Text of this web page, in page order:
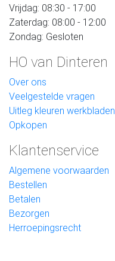
Vrijdag: 08:30 - 17:00
Zaterdag: 08:00 - 12:00
Zondag: Gesloten
HO van Dinteren
Over ons
Veelgestelde vragen
Uitleg kleuren werkbladen
Opkopen
Klantenservice
Algemene voorwaarden
Bestellen
Betalen
Bezorgen
Herroepingsrecht